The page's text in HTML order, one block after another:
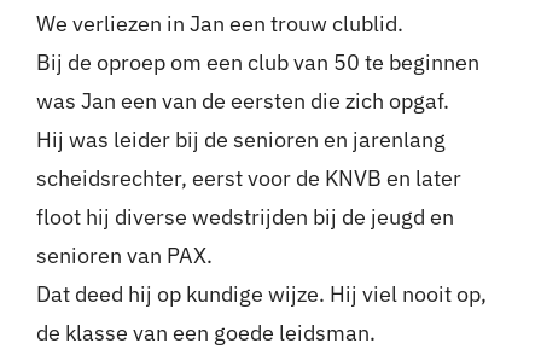
We verliezen in Jan een trouw clublid.
Bij de oproep om een club van 50 te beginnen
was Jan een van de eersten die zich opgaf.
Hij was leider bij de senioren en jarenlang
scheidsrechter, eerst voor de KNVB en later
floot hij diverse wedstrijden bij de jeugd en
senioren van PAX.
Dat deed hij op kundige wijze. Hij viel nooit op,
de klasse van een goede leidsman.